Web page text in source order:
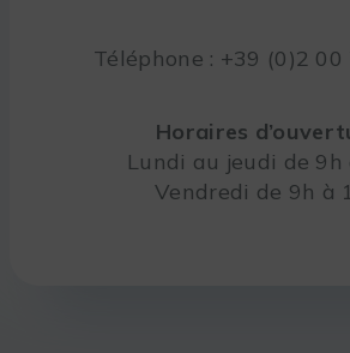
Téléphone : +39 (0)2 00
Horaires
Lundi au jeudi de 9h
Vendredi de 9h à